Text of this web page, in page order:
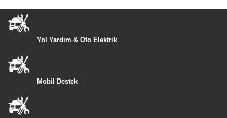
Yol Yardım & Oto Elektrik
Mobil Destek